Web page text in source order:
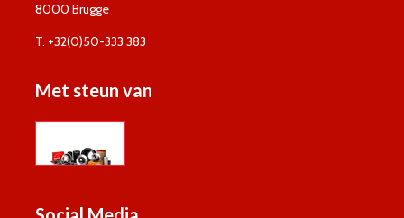
8000 Brugge
T. +32(0)50-333 383
Met steun van